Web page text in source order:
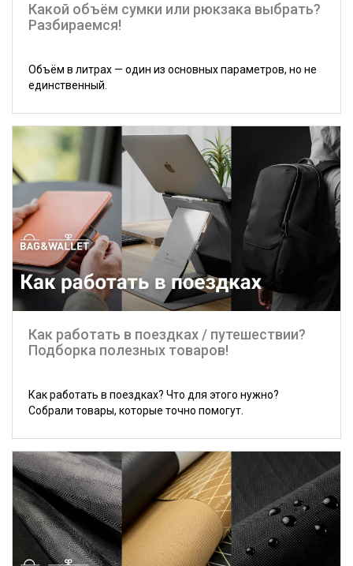
Какой объём сумки или рюкзака выбрать?
Разбираемся!
Объём в литрах — один из основных параметров, но не
единственный.
Как работать в поездках / путешествии?
Подборка полезных товаров!
Как работать в поездках? Что для этого нужно?
Собрали товары, которые точно помогут.